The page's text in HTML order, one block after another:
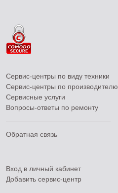
Сервис-центры по виду техники
Сервис-центры по производителю
Сервисные услуги
Вопросы-ответы по ремонту
Обратная связь
Вход в личный кабинет
Добавить сервис-центр